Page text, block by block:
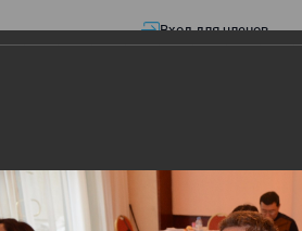
Вход для членов
ЭЛЕКТРОННЫЕ СЧЕТА-ФАКТУРЫ.